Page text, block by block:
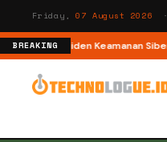
Friday,07 August 2026
BREAKING
Insiden Keamanan Siber